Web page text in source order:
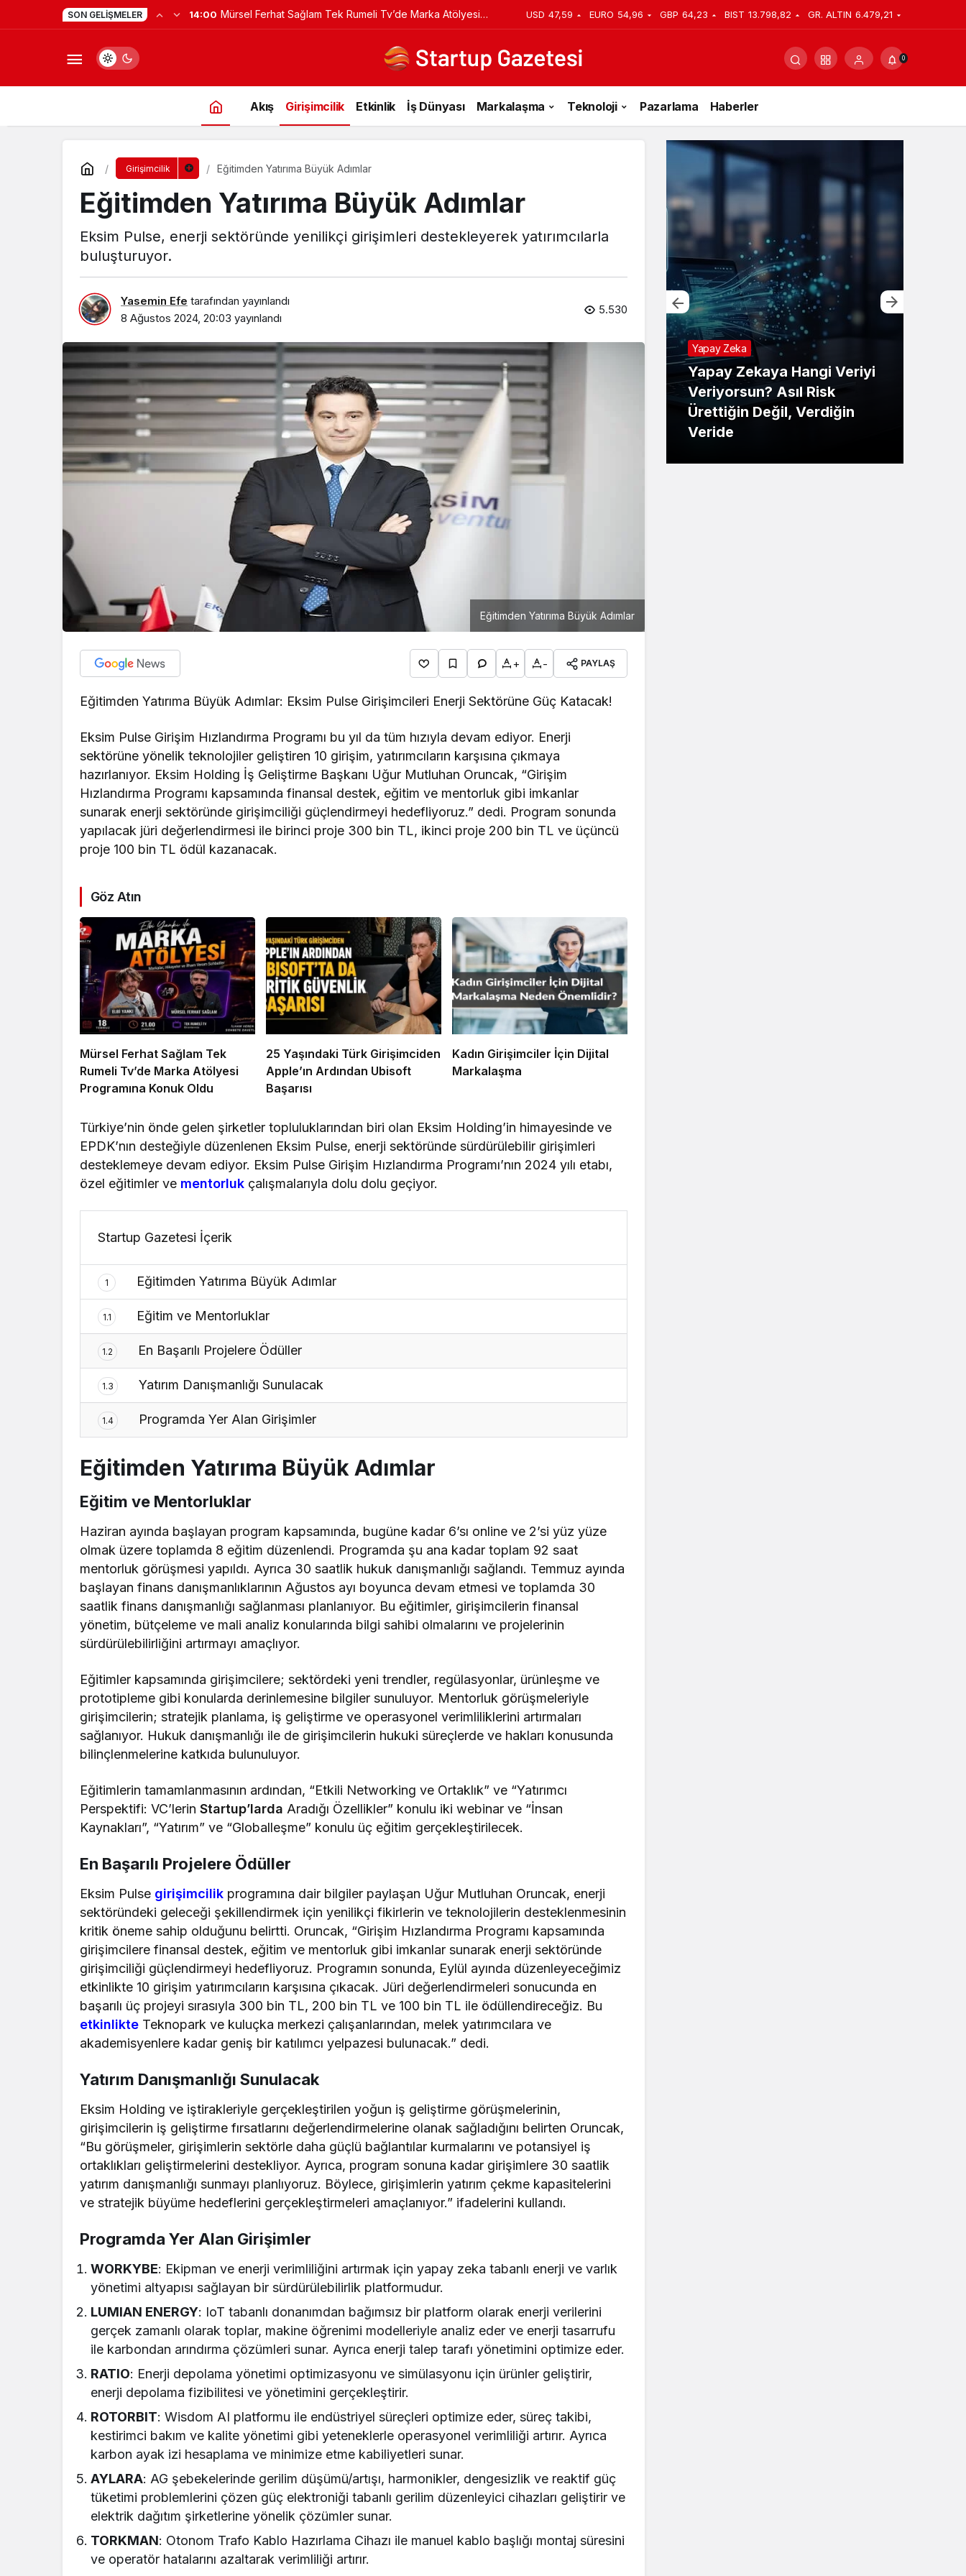
SON GELIŞMELER 14:00 Mürsel Ferhat Sağlam Tek Rumeli Tv’de Marka Atölyesi USD 47,59 EURO 54,96 GBP 64,23 BIST 13.798,82 GR. ALTIN 6.479,21
0
Akış Girişimcilik Etkinlik İş Dünyası Markalaşma Teknoloji Pazarlama Haberler
Girişimcilik Eğitimden Yatırıma Büyük Adımlar
Eğitimden Yatırıma Büyük Adımlar
Eksim Pulse, enerji sektöründe yenilikçi girişimleri destekleyerek yatırımcılarla
buluşturuyor.
Yasemin Efe tarafından yayınlandı
8 Ağustos 2024, 20:03 yayınlandı
5.530
Eğitimden Yatırıma Büyük Adımlar
+ - PAYLAŞ
Eğitimden Yatırıma Büyük Adımlar: Eksim Pulse Girişimcileri Enerji Sektörüne Güç Katacak!
Eksim Pulse Girişim Hızlandırma Programı bu yıl da tüm hızıyla devam ediyor. Enerji
sektörüne yönelik teknolojiler geliştiren 10 girişim, yatırımcıların karşısına çıkmaya
hazırlanıyor. Eksim Holding İş Geliştirme Başkanı Uğur Mutluhan Oruncak, “Girişim
Hızlandırma Programı kapsamında finansal destek, eğitim ve mentorluk gibi imkanlar
sunarak enerji sektöründe girişimciliği güçlendirmeyi hedefliyoruz.” dedi. Program sonunda
yapılacak jüri değerlendirmesi ile birinci proje 300 bin TL, ikinci proje 200 bin TL ve üçüncü
proje 100 bin TL ödül kazanacak.
Göz Atın
Mürsel Ferhat Sağlam Tek
Rumeli Tv’de Marka Atölyesi
Programına Konuk Oldu
25 Yaşındaki Türk Girişimciden
Apple’ın Ardından Ubisoft
Başarısı
Kadın Girişimciler İçin Dijital
Markalaşma
Türkiye’nin önde gelen şirketler topluluklarından biri olan Eksim Holding’in himayesinde ve
EPDK’nın desteğiyle düzenlenen Eksim Pulse, enerji sektöründe sürdürülebilir girişimleri
desteklemeye devam ediyor. Eksim Pulse Girişim Hızlandırma Programı’nın 2024 yılı etabı,
özel eğitimler ve mentorluk çalışmalarıyla dolu dolu geçiyor.
Startup Gazetesi İçerik
1 Eğitimden Yatırıma Büyük Adımlar
1.1 Eğitim ve Mentorluklar
1.2 En Başarılı Projelere Ödüller
1.3 Yatırım Danışmanlığı Sunulacak
1.4 Programda Yer Alan Girişimler
Eğitimden Yatırıma Büyük Adımlar
Eğitim ve Mentorluklar
Haziran ayında başlayan program kapsamında, bugüne kadar 6’sı online ve 2’si yüz yüze
olmak üzere toplamda 8 eğitim düzenlendi. Programda şu ana kadar toplam 92 saat
mentorluk görüşmesi yapıldı. Ayrıca 30 saatlik hukuk danışmanlığı sağlandı. Temmuz ayında
başlayan finans danışmanlıklarının Ağustos ayı boyunca devam etmesi ve toplamda 30
saatlik finans danışmanlığı sağlanması planlanıyor. Bu eğitimler, girişimcilerin finansal
yönetim, bütçeleme ve mali analiz konularında bilgi sahibi olmalarını ve projelerinin
sürdürülebilirliğini artırmayı amaçlıyor.
Eğitimler kapsamında girişimcilere; sektördeki yeni trendler, regülasyonlar, ürünleşme ve
prototipleme gibi konularda derinlemesine bilgiler sunuluyor. Mentorluk görüşmeleriyle
girişimcilerin; stratejik planlama, iş geliştirme ve operasyonel verimliliklerini artırmaları
sağlanıyor. Hukuk danışmanlığı ile de girişimcilerin hukuki süreçlerde ve hakları konusunda
bilinçlenmelerine katkıda bulunuluyor.
Eğitimlerin tamamlanmasının ardından, “Etkili Networking ve Ortaklık” ve “Yatırımcı
Perspektifi: VC’lerinStartup’larda Aradığı Özellikler” konulu iki webinar ve “İnsan
Kaynakları”, “Yatırım” ve “Globalleşme” konulu üç eğitim gerçekleştirilecek.
En Başarılı Projelere Ödüller
Eksim Pulse girişimcilik programına dair bilgiler paylaşan Uğur Mutluhan Oruncak, enerji
sektöründeki geleceği şekillendirmek için yenilikçi fikirlerin ve teknolojilerin desteklenmesinin
kritik öneme sahip olduğunu belirtti. Oruncak, “Girişim Hızlandırma Programı kapsamında
girişimcilere finansal destek, eğitim ve mentorluk gibi imkanlar sunarak enerji sektöründe
girişimciliği güçlendirmeyi hedefliyoruz. Programın sonunda, Eylül ayında düzenleyeceğimiz
etkinlikte 10 girişim yatırımcıların karşısına çıkacak. Jüri değerlendirmeleri sonucunda en
başarılı üç projeyi sırasıyla 300 bin TL, 200 bin TL ve 100 bin TL ile ödüllendireceğiz. Bu
etkinlikte Teknopark ve kuluçka merkezi çalışanlarından, melek yatırımcılara ve
akademisyenlere kadar geniş bir katılımcı yelpazesi bulunacak.” dedi.
Yatırım Danışmanlığı Sunulacak
Eksim Holding ve iştirakleriyle gerçekleştirilen yoğun iş geliştirme görüşmelerinin,
girişimcilerin iş geliştirme fırsatlarını değerlendirmelerine olanak sağladığını belirten Oruncak,
“Bu görüşmeler, girişimlerin sektörle daha güçlü bağlantılar kurmalarını ve potansiyel iş
ortaklıkları geliştirmelerini destekliyor. Ayrıca, program sonuna kadar girişimlere 30 saatlik
yatırım danışmanlığı sunmayı planlıyoruz. Böylece, girişimlerin yatırım çekme kapasitelerini
ve stratejik büyüme hedeflerini gerçekleştirmeleri amaçlanıyor.” ifadelerini kullandı.
Programda Yer Alan Girişimler
WORKYBE: Ekipman ve enerji verimliliğini artırmak için yapay zeka tabanlı enerji ve varlık
yönetimi altyapısı sağlayan bir sürdürülebilirlik platformudur.
LUMIAN ENERGY: IoT tabanlı donanımdan bağımsız bir platform olarak enerji verilerini
gerçek zamanlı olarak toplar, makine öğrenimi modelleriyle analiz eder ve enerji tasarrufu
ile karbondan arındırma çözümleri sunar. Ayrıca enerji talep tarafı yönetimini optimize eder.
RATIO: Enerji depolama yönetimi optimizasyonu ve simülasyonu için ürünler geliştirir,
enerji depolama fizibilitesi ve yönetimini gerçekleştirir.
ROTORBIT: Wisdom AI platformu ile endüstriyel süreçleri optimize eder, süreç takibi,
kestirimci bakım ve kalite yönetimi gibi yeteneklerle operasyonel verimliliği artırır. Ayrıca
karbon ayak izi hesaplama ve minimize etme kabiliyetleri sunar.
AYLARA: AG şebekelerinde gerilim düşümü/artışı, harmonikler, dengesizlik ve reaktif güç
tüketimi problemlerini çözen güç elektroniği tabanlı gerilim düzenleyici cihazları geliştirir ve
elektrik dağıtım şirketlerine yönelik çözümler sunar.
TORKMAN: Otonom Trafo Kablo Hazırlama Cihazı ile manuel kablo başlığı montaj süresini
ve operatör hatalarını azaltarak verimliliği artırır.
Girişimcilik
Mürsel Ferhat Sağlam Tek
Rumeli Tv’de Marka
Atölyesi Programına Konuk
Oldu
Yapay Zeka
Yapay Zekaya Hangi Veriyi
Veriyorsun? Asıl Risk
Ürettiğin Değil, Verdiğin
Veride